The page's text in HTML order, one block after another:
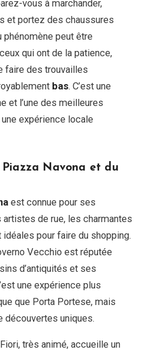
vous à marchander,
et portez des chaussures
phénomène peut être
qui ont de la patience,
faire des trouvailles
bas. C’est une
et l’une des meilleures
expérience locale
Navona et du
est connue pour ses
de rue, les charmantes
pour faire du shopping.
Vecchio est réputée
d’antiquités et ses
une expérience plus
que Porta Portese, mais
découvertes uniques.
très animé, accueille un